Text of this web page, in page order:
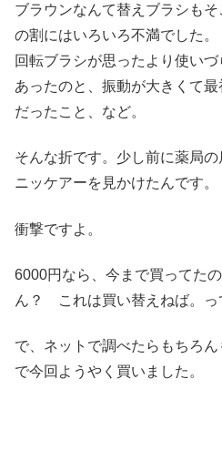
ブラウンなんて替えブラシも
の割にはいろいろ不満でした。
回転ブラシが思ったより使い
あったのと、振動が大きくて
だったこと、など。
そんな折です。少し前に薬局
ニッケアーを見かけたんです。
衝撃ですよ。
6000円なら、今まで買ってた
ん？ これは買い替えねば。っ
で、ネットで調べたらもちろ
で今回ようやく買いました。